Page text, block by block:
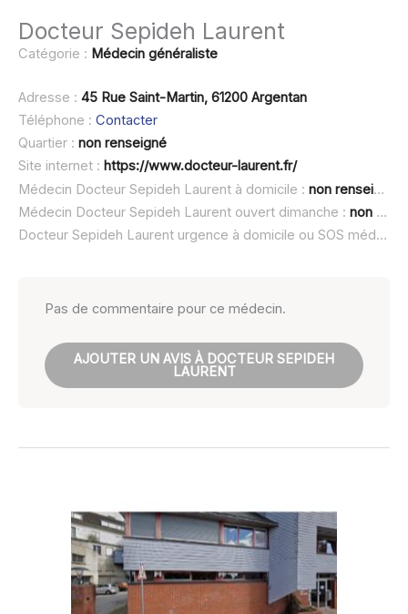
Docteur Sepideh Laurent
Catégorie : Médecin généraliste
Adresse : 45 Rue Saint-Martin, 61200 Argentan
Téléphone : Contacter
Quartier : non renseigné
Site internet : https://www.docteur-laurent.fr/
Médecin Docteur Sepideh Laurent à domicile : non renseigné
Médecin Docteur Sepideh Laurent ouvert dimanche : non renseigné
Docteur Sepideh Laurent urgence à domicile ou SOS médecin :
Pas de commentaire pour ce médecin.
AJOUTER UN AVIS À DOCTEUR SEPIDEH
LAURENT